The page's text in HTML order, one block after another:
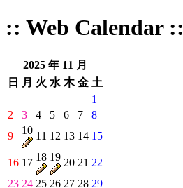
:: Web Calendar ::
2025 年 11 月
日
月 火 水 木 金 土
1
2
3 4 5 6 7
8
9
10 11 12 13 14 15
16 17 18 19 20 21 22
23 24 25 26 27 28 29